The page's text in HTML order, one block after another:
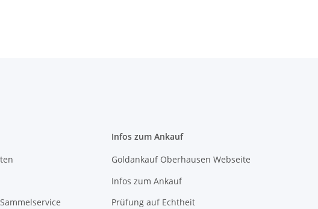
Infos zum Ankauf
Goldankauf Oberhausen Webseite
Infos zum Ankauf
Prüfung auf Echtheit